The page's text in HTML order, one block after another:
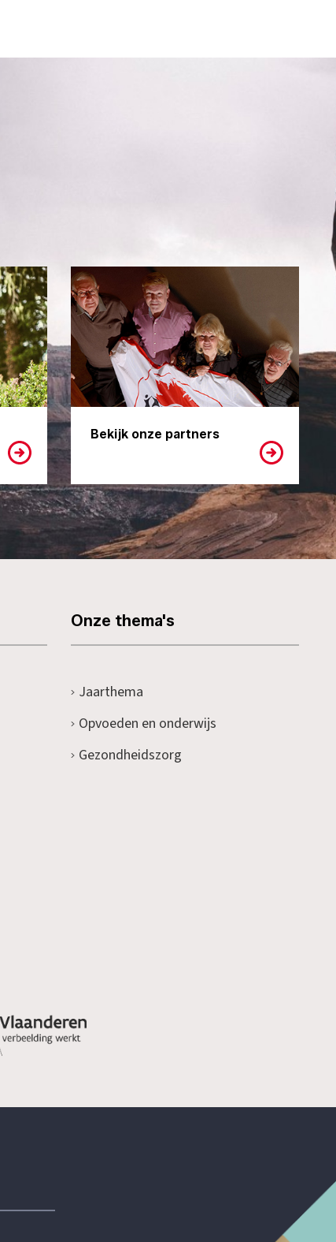
Bekijk onze partners
Onze thema's
Jaarthema
Opvoeden en onderwijs
Gezondheidszorg